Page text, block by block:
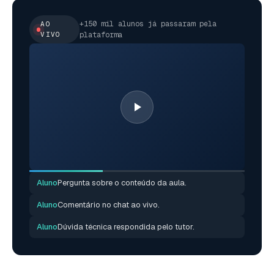
AO
VIVO
+150 mil alunos já passaram pela
plataforma
AlunoPergunta sobre o conteúdo da aula.
AlunoComentário no chat ao vivo.
AlunoDúvida técnica respondida pelo tutor.